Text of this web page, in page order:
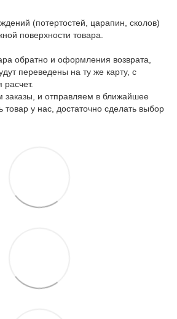
(потертостей, царапин, сколов)
поверхности товара.
обратно и оформления возврата,
переведены на ту же карту, с
расчет.
заказы, и отправляем в ближайшее
товар у нас, достаточно сделать выбор